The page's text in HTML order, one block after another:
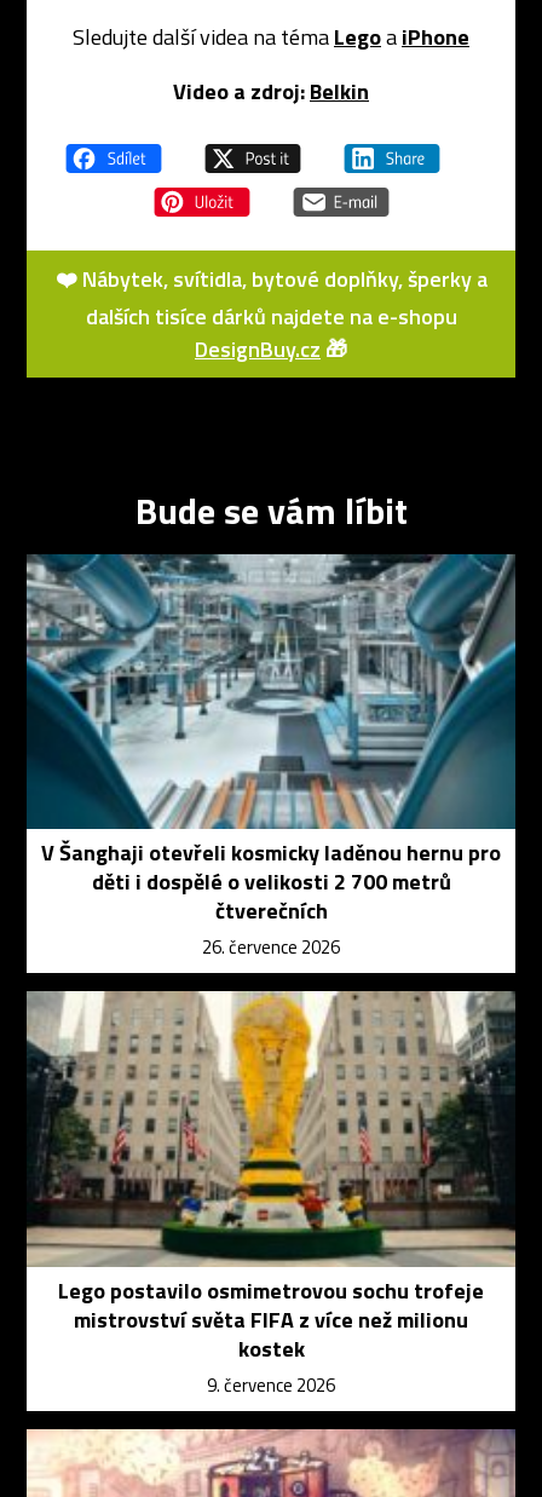
Sledujte další videa na témaLegoaiPhone
Video a zdroj:Belkin
❤️ Nábytek, svítidla, bytové doplňky, šperky a
dalších tisíce dárků najdete na e-shopu
DesignBuy.cz 🎁
Bude se vám líbit
V Šanghaji otevřeli kosmicky laděnou hernu pro
děti i dospělé o velikosti 2 700 metrů
čtverečních
26. července 2026
Lego postavilo osmimetrovou sochu trofeje
mistrovství světa FIFA z více než milionu
kostek
9. července 2026